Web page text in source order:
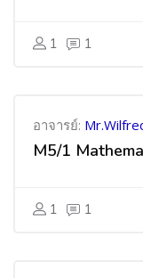
1 1
อาจารย์:
M5/1
1 1